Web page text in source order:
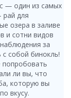
— один из самых
рай для
озера в заливе
и сотни видов
за
собой бинокль!
ли вы, что
которую вы
вкусу.